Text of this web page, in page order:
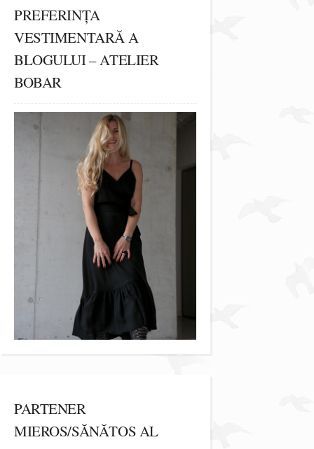
PREFERINȚA
VESTIMENTARĂ A
BLOGULUI – ATELIER
BOBAR
PARTENER
MIEROS/SĂNĂTOS AL